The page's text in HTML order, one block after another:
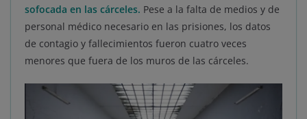
sofocada en las cárceles. Pese a la falta de medios y de
personal médico necesario en las prisiones, los datos
de contagio y fallecimientos fueron cuatro veces
menores que fuera de los muros de las cárceles.